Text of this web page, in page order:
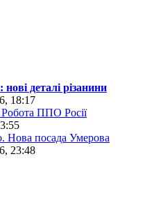
деталі різанини
18:17
ППО Росії
Нова посада Умерова
23:48